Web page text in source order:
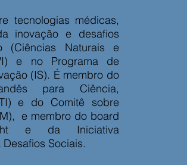
tecnologias médicas,
inovação e desafios
(Ciências Naturais e
e no Programa de
(IS). É membro do
para Ciência,
e do Comitê sobre
e membro do board
e da Iniciativa
Sociais.